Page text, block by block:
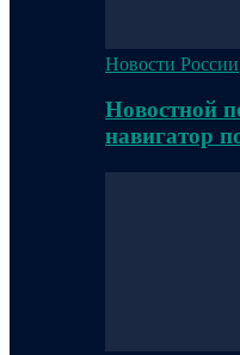
Новости России
Новостной
навигатор